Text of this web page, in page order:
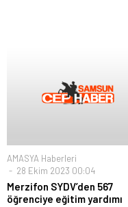
AMASYA Haberleri
28 Ekim 2023 00:04
Merzifon SYDV’den 567
öğrenciye eğitim yardımı